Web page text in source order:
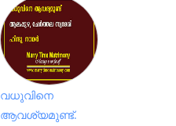
വധുവിനെ
ആവശ്യമുണ്ട്.